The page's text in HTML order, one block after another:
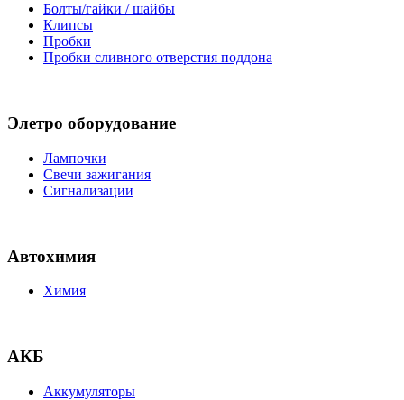
Болты/гайки / шайбы
Клипсы
Пробки
Пробки сливного отверстия поддона
Элетро оборудование
Лампочки
Свечи зажигания
Сигнализации
Автохимия
Химия
АКБ
Аккумуляторы